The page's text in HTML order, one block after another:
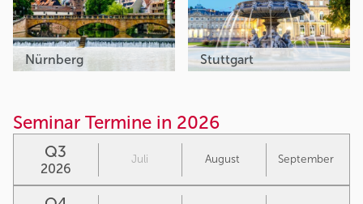
Nürnberg Stuttgart
Seminar Termine in 2026
Q3
2026
Juli August September